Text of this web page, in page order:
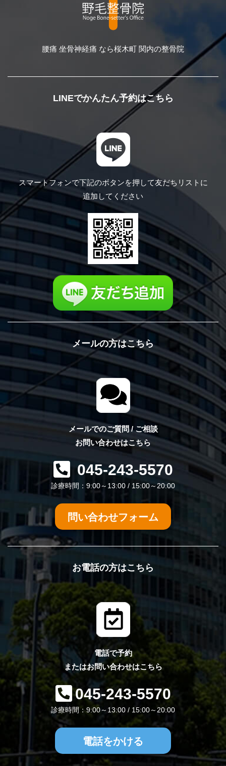
腰痛 坐骨神経痛 なら桜木町 関内の整骨院
LINEでかんたん予約はこちら
スマートフォンで下記のボタンを押して友だちリストに
追加してください
メールの方はこちら
メールでのご質問 / ご相談
お問い合わせはこちら
045-243-5570
診療時間：9:00～13:00 / 15:00～20:00
問い合わせフォーム
お電話の方はこちら
電話で予約
またはお問い合わせはこちら
045-243-5570
診療時間：9:00～13:00 / 15:00～20:00
電話をかける